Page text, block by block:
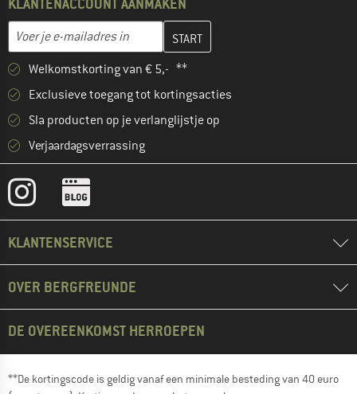
KLANTENACCOUNT AANMAKEN
E-mailadres
Vul je e-mailadres hier in en maak in de volgende stap je
Welkomstkorting van € 5,- **
Exclusieve toegang tot kortingsacties
Sla producten op je verlanglijstje op
Verjaardagsverrassing
KLANTENSERVICE
OVER BERGFREUNDE
DE OVEREENKOMST HERROEPEN
**De kortingscode is geldig vanaf een minimale besteding van 40 euro